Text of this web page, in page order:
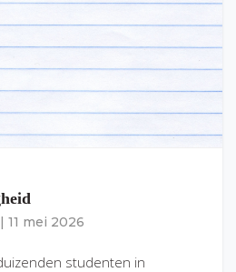
11 mei 2026
studenten in